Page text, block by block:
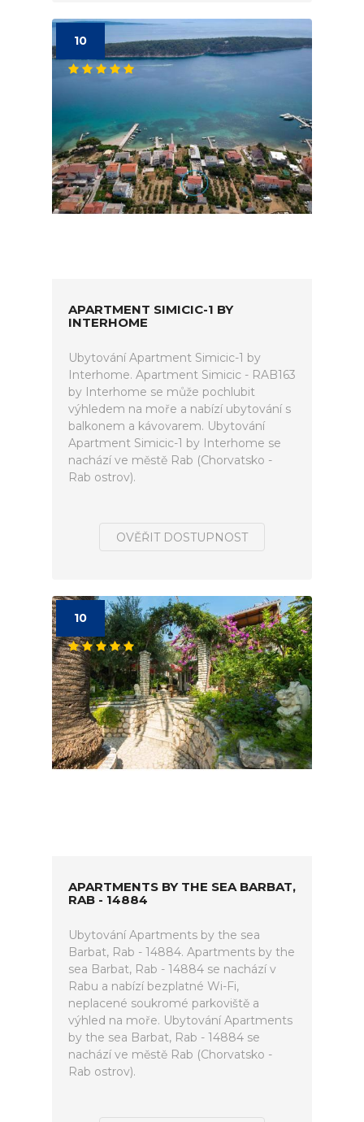
10
APARTMENT SIMICIC-1 BY
INTERHOME
Ubytování Apartment Simicic-1 by
Interhome. Apartment Simicic - RAB163
by Interhome se může pochlubit
výhledem na moře a nabízí ubytování s
balkonem a kávovarem. Ubytování
Apartment Simicic-1 by Interhome se
nachází ve městě Rab (Chorvatsko -
Rab ostrov).
OVĚŘIT DOSTUPNOST
10
APARTMENTS BY THE SEA BARBAT,
RAB - 14884
Ubytování Apartments by the sea
Barbat, Rab - 14884. Apartments by the
sea Barbat, Rab - 14884 se nachází v
Rabu a nabízí bezplatné Wi-Fi,
neplacené soukromé parkoviště a
výhled na moře. Ubytování Apartments
by the sea Barbat, Rab - 14884 se
nachází ve městě Rab (Chorvatsko -
Rab ostrov).